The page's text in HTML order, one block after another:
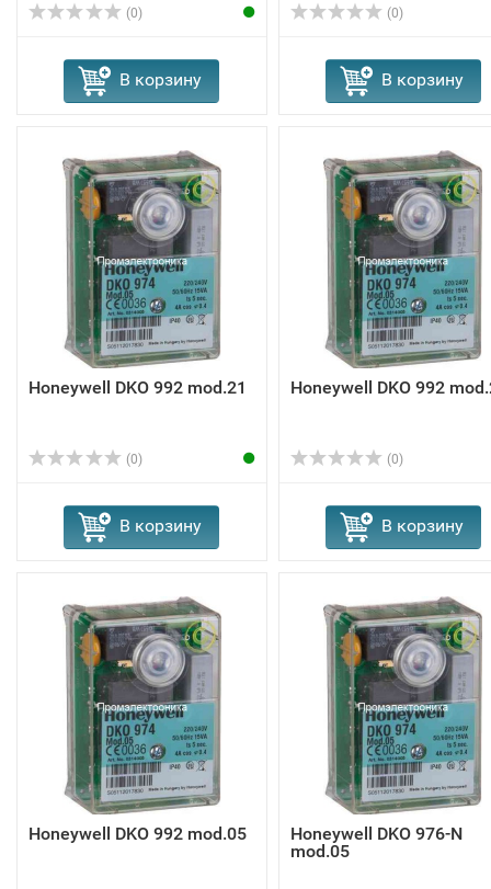
(0)
В корзину
(0)
В корзину
Honeywell DKO 992 mod.21
(0)
В корзину
Honeywell DKO 992
(0)
В корзину
Honeywell DKO 992 mod.05
Honeywell DKO 976-N
mod.05